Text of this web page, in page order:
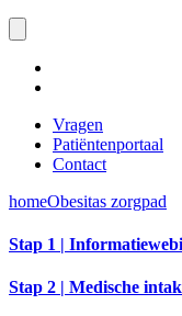
Vragen
Patiëntenportaal
Contact
homeObesitas zorgpad
Stap 1 |
Stap 2 | Medische